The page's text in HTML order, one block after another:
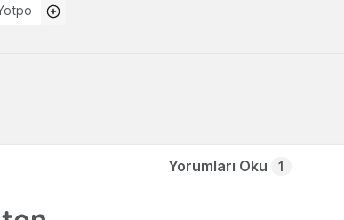
Yorumları Oku 1